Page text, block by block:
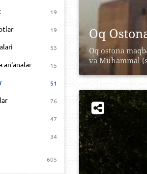
19
19
53
an‘analar 15
51
76
47
34
605
Oq
Oq ostona
va Muhammal